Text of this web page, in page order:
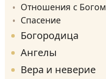
Отношения с Богом
Спасение
Богородица
Ангелы
Вера и неверие